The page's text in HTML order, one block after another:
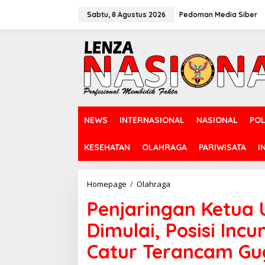
Sabtu, 8 Agustus 2026 Pedoman Media Siber
NEWS INTERNASIONAL NASIONAL
KESEHATAN OLAHRAGA PARIWISATA
Homepage / Olahraga
n
j
a
n
Penjaringan Ketua
Dimulai, Posisi
Catur Terancam